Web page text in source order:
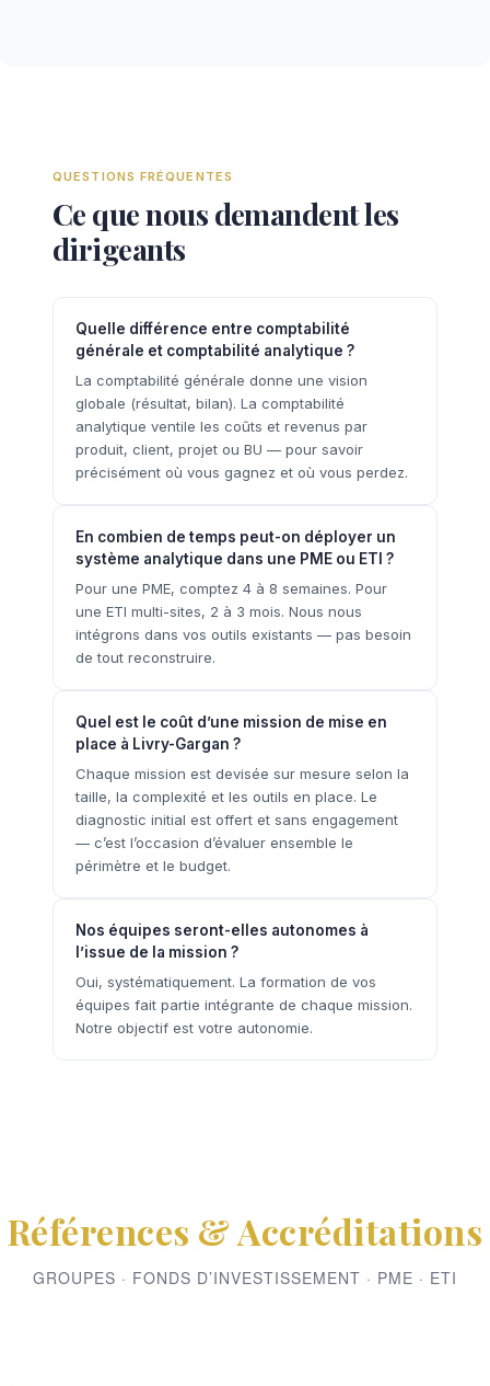
QUESTIONS FRÉQUENTES
Ce que nous demandent les
dirigeants
Quelle différence entre comptabilité
générale et comptabilité analytique ?
La comptabilité générale donne une vision
globale (résultat, bilan). La comptabilité
analytique ventile les coûts et revenus par
produit, client, projet ou BU — pour savoir
précisément où vous gagnez et où vous perdez.
En combien de temps peut-on déployer un
système analytique dans une PME ou ETI ?
Pour une PME, comptez 4 à 8 semaines. Pour
une ETI multi-sites, 2 à 3 mois. Nous nous
intégrons dans vos outils existants — pas besoin
de tout reconstruire.
Quel est le coût d’une mission de mise en
place à Livry-Gargan ?
Chaque mission est devisée sur mesure selon la
taille, la complexité et les outils en place. Le
diagnostic initial est offert et sans engagement
— c’est l’occasion d’évaluer ensemble le
périmètre et le budget.
Nos équipes seront-elles autonomes à
l’issue de la mission ?
Oui, systématiquement. La formation de vos
équipes fait partie intégrante de chaque mission.
Notre objectif est votre autonomie.
Références & Accréditations
GROUPES · FONDS D’INVESTISSEMENT · PME · ETI